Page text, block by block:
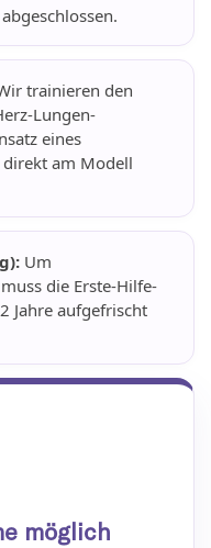
trainieren den
Lungen-
eines
am Modell
Um
die Erste-Hilfe-
Jahre aufgefrischt
möglich